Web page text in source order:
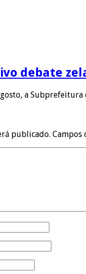
debate
a
publicado. Campos